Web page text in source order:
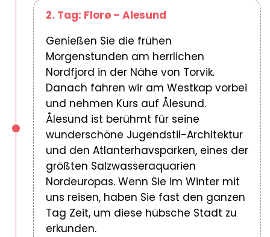
2. Tag: Florø – Alesund
Genießen Sie die frühen
Morgenstunden am herrlichen
Nordfjord in der Nähe von Torvik.
Danach fahren wir am Westkap vorbei
und nehmen Kurs auf Ålesund.
Ålesund ist berühmt für seine
wunderschöne Jugendstil-Architektur
und den Atlanterhavsparken, eines der
größten Salzwasseraquarien
Nordeuropas. Wenn Sie im Winter mit
uns reisen, haben Sie fast den ganzen
Tag Zeit, um diese hübsche Stadt zu
erkunden.